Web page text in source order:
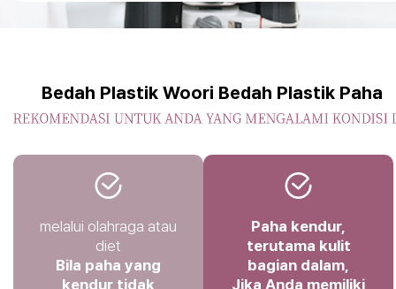
Bedah Plastik Woori Bedah Plastik Paha
melalui olahraga atau
diet
Bila paha yang
kendur tidak
Paha kendur,
terutama kulit
bagian dalam,
Jika Anda memiliki